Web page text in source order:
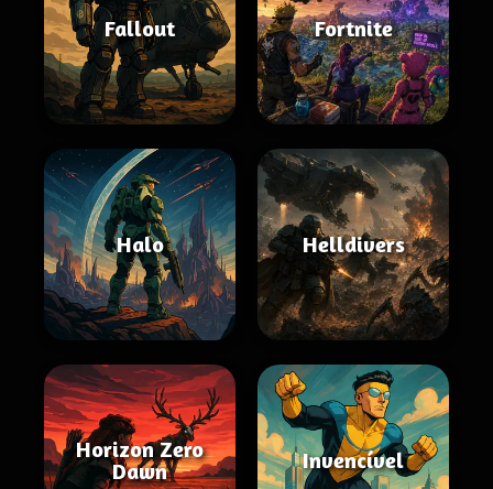
Fallout Fortnite
Halo Helldivers
Horizon Zero
Dawn
Invencível